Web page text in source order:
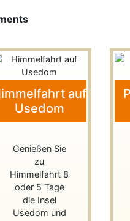
auf
Usedom
Genießen Sie
zu
Himmelfahrt 8
oder 5 Tage
die Insel
Usedom und